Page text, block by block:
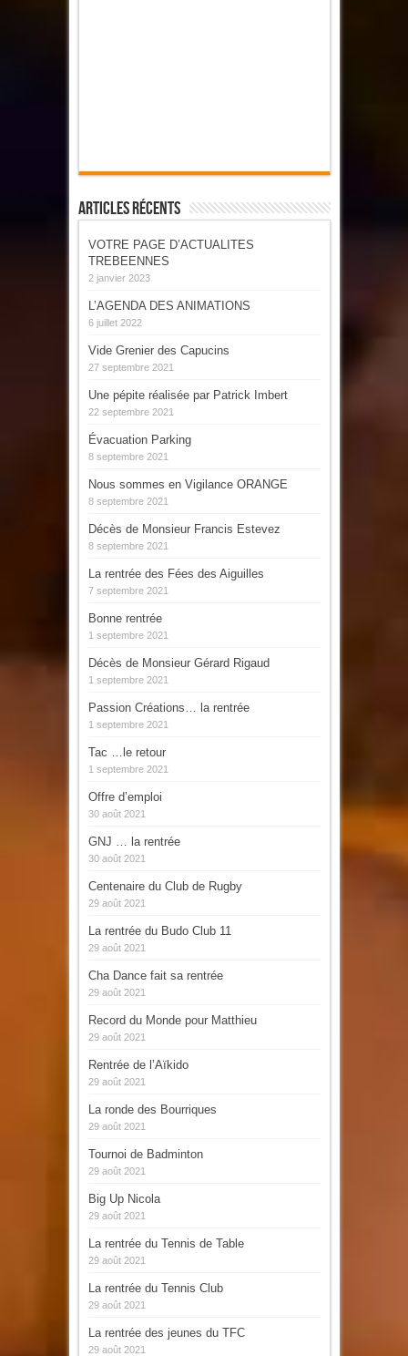
Articles Récents
VOTRE PAGE D’ACTUALITES
TREBEENNES
2 janvier 2023
L’AGENDA DES ANIMATIONS
6 juillet 2022
Vide Grenier des Capucins
27 septembre 2021
Une pépite réalisée par Patrick Imbert
22 septembre 2021
Évacuation Parking
8 septembre 2021
Nous sommes en Vigilance ORANGE
8 septembre 2021
Décès de Monsieur Francis Estevez
8 septembre 2021
La rentrée des Fées des Aiguilles
7 septembre 2021
Bonne rentrée
1 septembre 2021
Décès de Monsieur Gérard Rigaud
1 septembre 2021
Passion Créations… la rentrée
1 septembre 2021
Tac …le retour
1 septembre 2021
Offre d’emploi
30 août 2021
GNJ … la rentrée
30 août 2021
Centenaire du Club de Rugby
29 août 2021
La rentrée du Budo Club 11
29 août 2021
Cha Dance fait sa rentrée
29 août 2021
Record du Monde pour Matthieu
29 août 2021
Rentrée de l’Aïkido
29 août 2021
La ronde des Bourriques
29 août 2021
Tournoi de Badminton
29 août 2021
Big Up Nicola
29 août 2021
La rentrée du Tennis de Table
29 août 2021
La rentrée du Tennis Club
29 août 2021
La rentrée des jeunes du TFC
29 août 2021